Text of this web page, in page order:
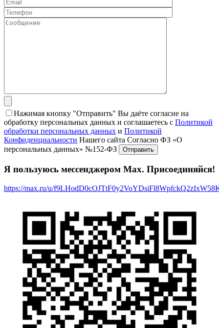
Нажимая кнопку "Отправить" Вы даёте согласие на
обработку персональных данных и соглашаетесь с Политикой
обработки персональных данных и Политикой
Конфиденциальности Нашего сайта Согласно ФЗ «О
персональных данных» №152-ФЗ
Я пользуюсь мессенджером Max. Присоединяйся!
https://max.ru/u/